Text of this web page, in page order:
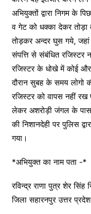
अभियुक्तों द्वारा निगम के
व गेट को धक्का देकर
तोड़कर अन्दर घुस गये, जहां
संपत्ति से संबंधित रजिस्टर
रजिस्टर के धोखे में कोई
दौरान सुबह के समय लोगो
रजिस्टर को वापस नहीं
लेकर अशरोड़ी जंगल के पास
की निशानदेही पर पुलिस
गया।
*अभियुक्त का नाम पता -*
रविन्द्र राणा पुत्र शेर सिंह
जिला सहारनपुर उत्तर